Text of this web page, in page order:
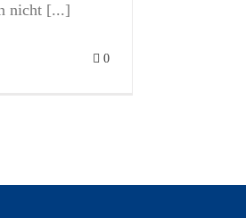
nicht [...]
0